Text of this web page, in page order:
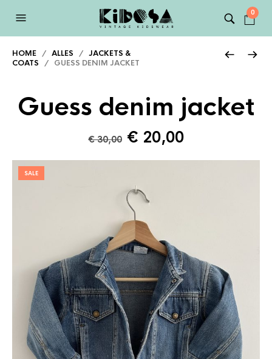
0
HOME / ALLES / JACKETS &
COATS / GUESS DENIM JACKET
Guess denim jacket
€30,00 Oorspronkelijke
was:
€ 30,00.
€ 20,00Huidige
is:
SALE